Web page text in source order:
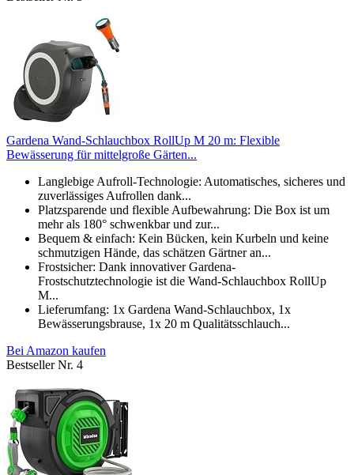
Gardena Wand-Schlauchbox RollUp M 20 m: Flexible
Bewässerung für mittelgroße Gärten...
Langlebige Aufroll-Technologie: Automatisches, sicheres und
zuverlässiges Aufrollen dank...
Platzsparende und flexible Aufbewahrung: Die Box ist um
mehr als 180° schwenkbar und zur...
Bequem & einfach: Kein Bücken, kein Kurbeln und keine
schmutzigen Hände, das schätzen Gärtner an...
Frostsicher: Dank innovativer Gardena-
Frostschutztechnologie ist die Wand-Schlauchbox RollUp
M...
Lieferumfang: 1x Gardena Wand-Schlauchbox, 1x
Bewässerungsbrause, 1x 20 m Qualitätsschlauch...
Bei Amazon kaufen
Bestseller Nr. 4